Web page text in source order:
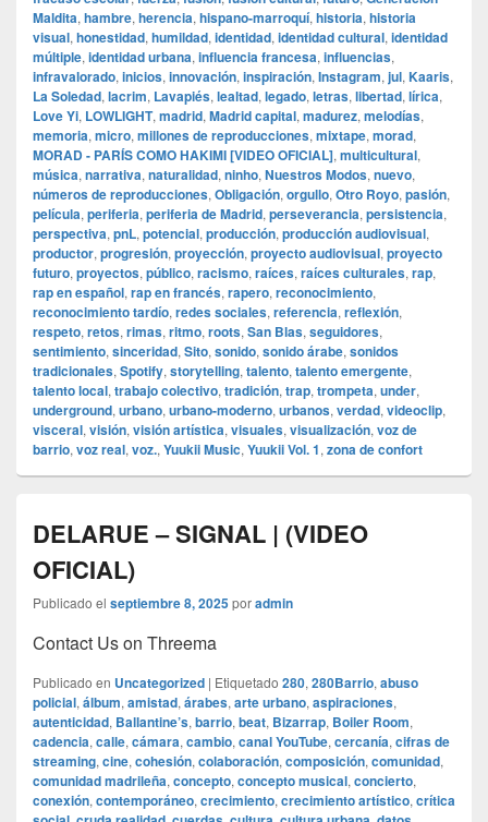
Maldita, hambre, herencia, hispano-marroquí, historia, historia
visual, honestidad, humildad, identidad, identidad cultural, identidad
múltiple, identidad urbana, influencia francesa, influencias,
infravalorado, inicios, innovación, inspiración, Instagram, jul, Kaaris,
La Soledad, lacrim, Lavapiés, lealtad, legado, letras, libertad, lírica,
Love Yi, LOWLIGHT, madrid, Madrid capital, madurez, melodías,
memoria, micro, millones de reproducciones, mixtape, morad,
MORAD - PARÍS COMO HAKIMI [VIDEO OFICIAL], multicultural,
música, narrativa, naturalidad, ninho, Nuestros Modos, nuevo,
números de reproducciones, Obligación, orgullo, Otro Royo, pasión,
película, periferia, periferia de Madrid, perseverancia, persistencia,
perspectiva, pnL, potencial, producción, producción audiovisual,
productor, progresión, proyección, proyecto audiovisual, proyecto
futuro, proyectos, público, racismo, raíces, raíces culturales, rap,
rap en español, rap en francés, rapero, reconocimiento,
reconocimiento tardío, redes sociales, referencia, reflexión,
respeto, retos, rimas, ritmo, roots, San Blas, seguidores,
sentimiento, sinceridad, Sito, sonido, sonido árabe, sonidos
tradicionales, Spotify, storytelling, talento, talento emergente,
talento local, trabajo colectivo, tradición, trap, trompeta, under,
underground, urbano, urbano-moderno, urbanos, verdad, videoclip,
visceral, visión, visión artística, visuales, visualización, voz de
barrio, voz real, voz., Yuukii Music, Yuukii Vol. 1, zona de confort
DELARUE – SIGNAL | (VIDEO
OFICIAL)
Publicado el septiembre 8, 2025poradmin
Contact Us on Threema
Publicado en Uncategorized | Etiquetado 280, 280Barrio, abuso
policial, álbum, amistad, árabes, arte urbano, aspiraciones,
autenticidad, Ballantine’s, barrio, beat, Bizarrap, Boiler Room,
cadencia, calle, cámara, cambio, canal YouTube, cercanía, cifras de
streaming, cine, cohesión, colaboración, composición, comunidad,
comunidad madrileña, concepto, concepto musical, concierto,
conexión, contemporáneo, crecimiento, crecimiento artístico, crítica